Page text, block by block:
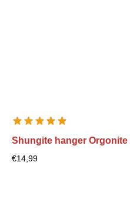
Shungite hanger Orgonite
€14,99